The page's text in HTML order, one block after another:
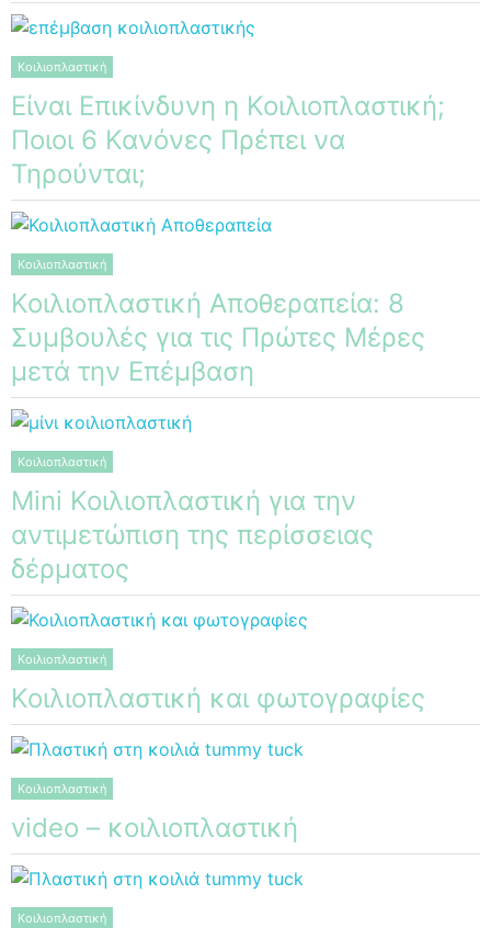
Κοιλιοπλαστική
Είναι Επικίνδυνη η Κοιλιοπλαστική;
Ποιοι 6 Κανόνες Πρέπει να
Τηρούνται;
Κοιλιοπλαστική
Κοιλιοπλαστική Αποθεραπεία: 8
Συμβουλές για τις Πρώτες Μέρες
μετά την Επέμβαση
Κοιλιοπλαστική
Mini Κοιλιοπλαστική για την
αντιμετώπιση της περίσσειας
δέρματος
Κοιλιοπλαστική
Κοιλιοπλαστική και φωτογραφίες
Κοιλιοπλαστική
video – κοιλιοπλαστική
Κοιλιοπλαστική